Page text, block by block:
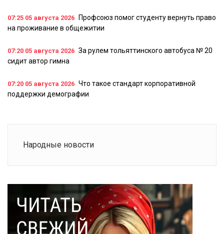
07:25 05 августа 2026
Профсоюз помог студенту вернуть право
на проживание в общежитии
07:20 05 августа 2026 За рулем тольяттинского автобуса № 20
сидит автор гимна
07:20 05 августа 2026 Что такое стандарт корпоративной
поддержки демографии
Народные новости